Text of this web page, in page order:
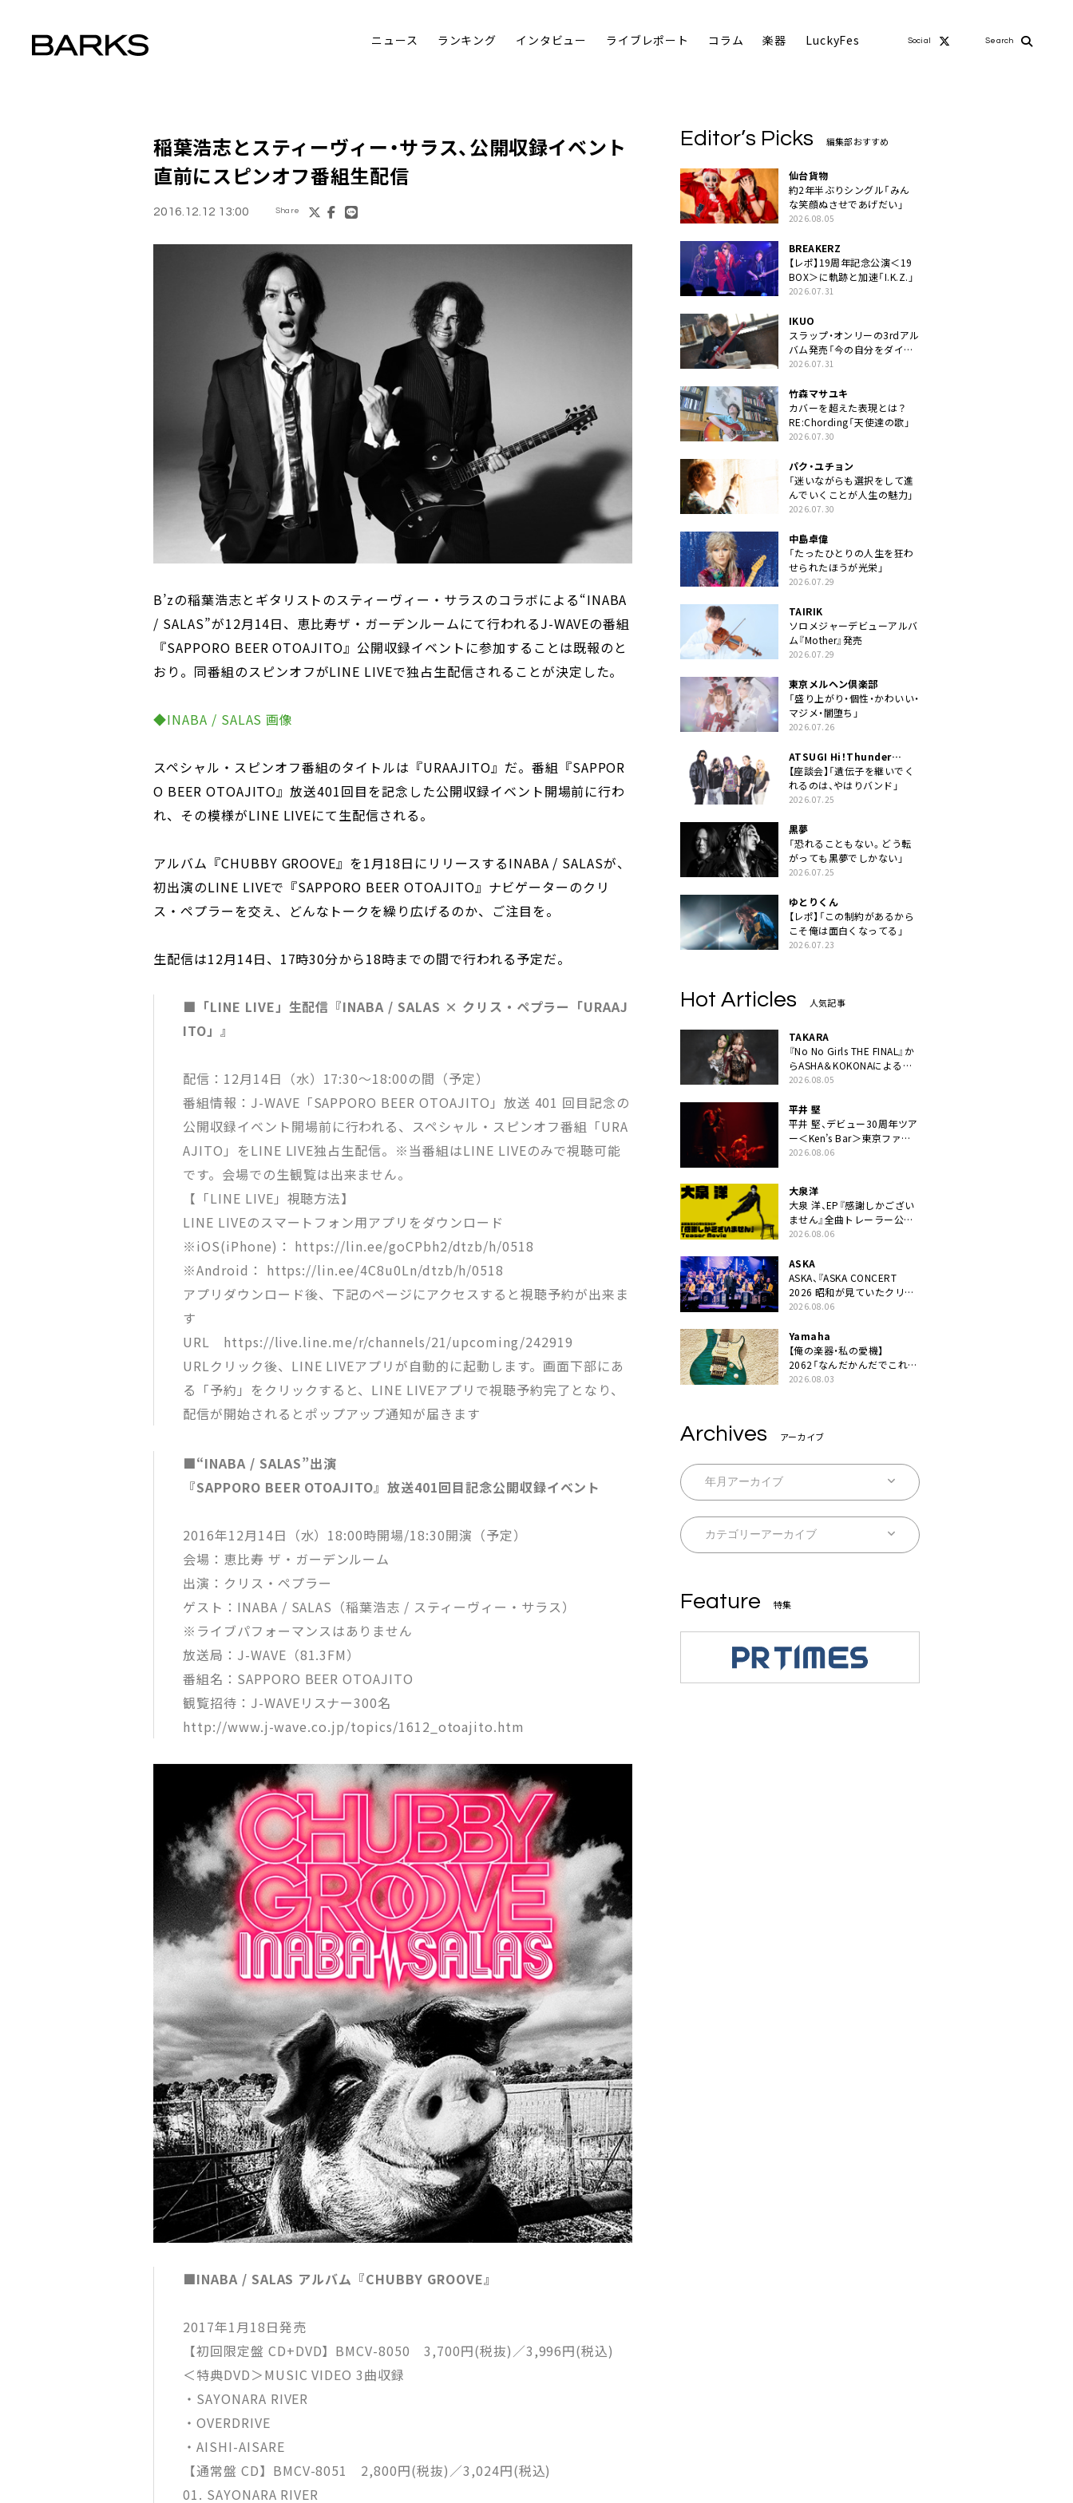
ニュース ランキング インタビュー ライブレポート コラム 楽器 LuckyFes Social Search
稲葉浩志とスティーヴィー・サラス、公開収録イベント
直前にスピンオフ番組生配信
2016.12.12 13:00 Share
B’zの稲葉浩志とギタリストのスティーヴィー・サラスのコラボによる“INABA
/ SALAS”が12月14日、恵比寿ザ・ガーデンルームにて行われるJ-WAVEの番組
『SAPPORO BEER OTOAJITO』公開収録イベントに参加することは既報のと
おり。同番組のスピンオフがLINE LIVEで独占生配信されることが決定した。
◆INABA / SALAS 画像
スペシャル・スピンオフ番組のタイトルは『URAAJITO』だ。番組『SAPPOR
O BEER OTOAJITO』放送401回目を記念した公開収録イベント開場前に行わ
れ、その模様がLINE LIVEにて生配信される。
アルバム『CHUBBY GROOVE』を1月18日にリリースするINABA / SALASが、
初出演のLINE LIVEで『SAPPORO BEER OTOAJITO』ナビゲーターのクリ
ス・ペプラーを交え、どんなトークを繰り広げるのか、ご注目を。
生配信は12月14日、17時30分から18時までの間で行われる予定だ。
■「LINE LIVE」生配信『INABA / SALAS × クリス・ペプラー「URAAJ
ITO」』
配信：12月14日（水）17:30〜18:00の間（予定）
番組情報：J-WAVE「SAPPORO BEER OTOAJITO」放送 401 回目記念の
公開収録イベント開場前に行われる、スペシャル・スピンオフ番組「URA
AJITO」をLINE LIVE独占生配信。※当番組はLINE LIVEのみで視聴可能
です。会場での生観覧は出来ません。
【「LINE LIVE」視聴方法】
LINE LIVEのスマートフォン用アプリをダウンロード
※iOS(iPhone)： https://lin.ee/goCPbh2/dtzb/h/0518
※Android： https://lin.ee/4C8u0Ln/dtzb/h/0518
アプリダウンロード後、下記のページにアクセスすると視聴予約が出来ま
す
URL https://live.line.me/r/channels/21/upcoming/242919
URLクリック後、LINE LIVEアプリが自動的に起動します。画面下部にあ
る「予約」をクリックすると、LINE LIVEアプリで視聴予約完了となり、
配信が開始されるとポップアップ通知が届きます
■“INABA / SALAS”出演
『SAPPORO BEER OTOAJITO』放送401回目記念公開収録イベント
2016年12月14日（水）18:00時開場/18:30開演（予定）
会場：恵比寿 ザ・ガーデンルーム
出演：クリス・ペプラー
ゲスト：INABA / SALAS（稲葉浩志 / スティーヴィー・サラス）
※ライブパフォーマンスはありません
放送局：J-WAVE（81.3FM）
番組名：SAPPORO BEER OTOAJITO
観覧招待：J-WAVEリスナー300名
http://www.j-wave.co.jp/topics/1612_otoajito.htm
■INABA / SALAS アルバム『CHUBBY GROOVE』
2017年1月18日発売
【初回限定盤 CD+DVD】BMCV-8050 3,700円(税抜)／3,996円(税込)
＜特典DVD＞MUSIC VIDEO 3曲収録
・SAYONARA RIVER
・OVERDRIVE
・AISHI-AISARE
【通常盤 CD】BMCV-8051 2,800円(税抜)／3,024円(税込)
01. SAYONARA RIVER
Editor’s Picks 編集部おすすめ
仙台貨物
約2年半ぶりシングル「みん
な笑顔ぬさせであげだい」
2026.08.05
BREAKERZ
【レポ】19周年記念公演＜19
BOX＞に軌跡と加速「I.K.Z.」
2026.07.31
IKUO
スラップ・オンリーの3rdアル
バム発売「今の自分をダイレ
クトに」
2026.07.31
竹森マサユキ
カバーを超えた表現とは？
RE:Chording「天使達の歌」
2026.07.30
パク・ユチョン
「迷いながらも選択をして進
んでいくことが人生の魅力」
2026.07.30
中島卓偉
「たったひとりの人生を狂わ
せられたほうが光栄」
2026.07.29
TAIRIK
ソロメジャーデビューアルバ
ム『Mother』発売
2026.07.29
東京メルヘン倶楽部
「盛り上がり・個性・かわいい・
マジメ・闇堕ち」
2026.07.26
ATSUGI Hi！Thunder
Rock Festival
【座談会】「遺伝子を継いでく
れるのは、やはりバンド」
2026.07.25
黒夢
「恐れることもない。どう転
がっても黒夢でしかない」
2026.07.25
ゆとりくん
【レポ】「この制約があるから
こそ俺は面白くなってる」
2026.07.23
Hot Articles 人気記事
TAKARA
『No No Girls THE FINAL』か
らASHA＆KOKONAによるユ
ニット・TAKARAがデビュー
2026.08.05
平井 堅
平井 堅、デビュー30周年ツア
ー＜Ken’s Bar＞東京ファイ
ナル公演の映像商品化決定。
2026.08.06
大泉洋
大泉 洋、EP『感謝しかござい
ません』全曲トレーラー公
開。幾田りら書き下ろし曲や
による提供曲のレコーディン
グ映像の一部解禁も
2026.08.06
ASKA
ASKA、『ASKA CONCERT
2026 昭和が見ていたクリス
マス!? 』発売＆上映決定
2026.08.06
Yamaha
【俺の楽器・私の愛機】
2062「なんだかんだでこれが
1番」
2026.08.03
Archives アーカイブ
Feature 特集